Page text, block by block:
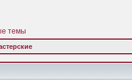
темы